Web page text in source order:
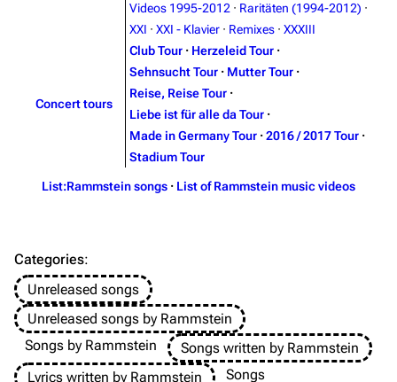
Discography
Videography
Song list
Merchandise
Information
Discography
Videography
Song list
Tour dates
Discography
Videography
Song list
Tour dates
Videography
Song list
Videos 1995-2012 · Raritäten (1994-2012) ·
XXI · XXI - Klavier · Remixes · XXXIII
Concert tours
Club Tour · Herzeleid Tour ·
Sehnsucht Tour · Mutter Tour ·
Reise, Reise Tour ·
Liebe ist für alle da Tour ·
Made in Germany Tour · 2016 / 2017 Tour ·
Stadium Tour
List:Rammstein songs · List of Rammstein music videos
Categories:
Unreleased songs
Unreleased songs by Rammstein
Songs by Rammstein
Songs written by Rammstein
Lyrics written by Rammstein
Songs